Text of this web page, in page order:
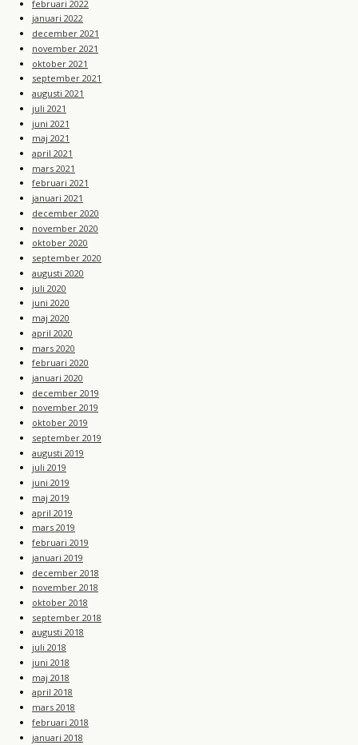
februari 2022
januari 2022
december 2021
november 2021
oktober 2021
september 2021
augusti 2021
juli 2021
juni 2021
maj 2021
april 2021
mars 2021
februari 2021
januari 2021
december 2020
november 2020
oktober 2020
september 2020
augusti 2020
juli 2020
juni 2020
maj 2020
april 2020
mars 2020
februari 2020
januari 2020
december 2019
november 2019
oktober 2019
september 2019
augusti 2019
juli 2019
juni 2019
maj 2019
april 2019
mars 2019
februari 2019
januari 2019
december 2018
november 2018
oktober 2018
september 2018
augusti 2018
juli 2018
juni 2018
maj 2018
april 2018
mars 2018
februari 2018
januari 2018